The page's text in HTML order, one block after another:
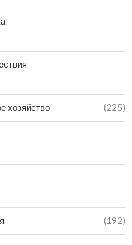
В ТОП-5
ПО
хозяйство (225)
(192)